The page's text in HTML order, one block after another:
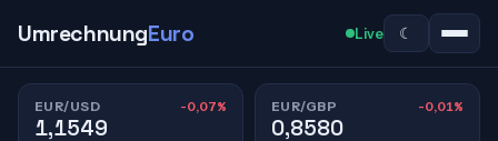
UmrechnungEuro Live ☾
EUR/USD -0,07%
1,1549
EUR/GBP -0,01%
0,8580